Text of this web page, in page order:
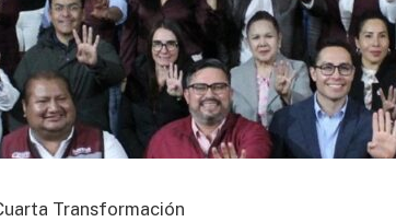
Transformación